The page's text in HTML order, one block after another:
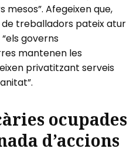
Afegeixen que,
treballadors pateix atur
governs
mantenen les
privatitzant serveis
ocupades
d’accions